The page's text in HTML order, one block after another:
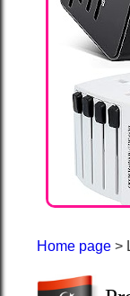
Home page>